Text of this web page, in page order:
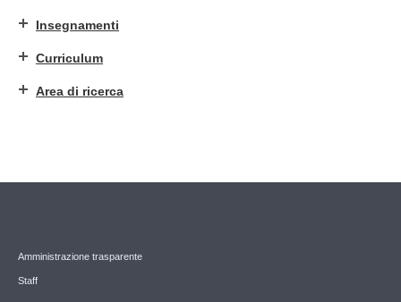
Insegnamenti
Curriculum
Area di ricerca
Amministrazione trasparente
Staff